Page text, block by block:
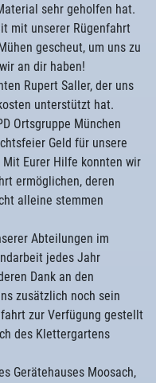
sehr geholfen hat.
mit unserer Rügenfahrt
gescheut, um uns zu
an dir haben!
Rupert Saller, der uns
unterstützt hat.
Ortsgruppe München
Geld für unsere
Eurer Hilfe konnten wir
ermöglichen, deren
alleine stemmen
Abteilungen im
jedes Jahr
Dank an den
zusätzlich noch sein
zur Verfügung gestellt
des Klettergartens
Gerätehauses Moosach,